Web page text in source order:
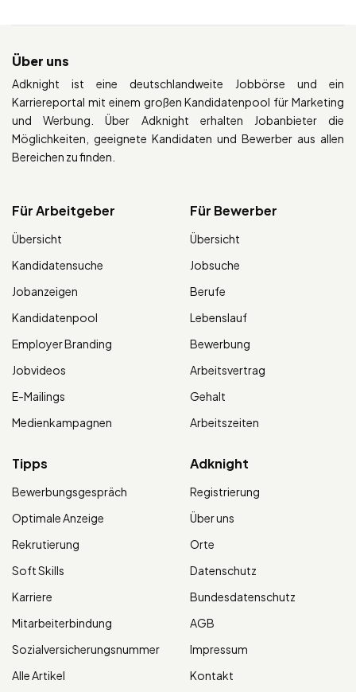
Über uns
Adknight ist eine deutschlandweite Jobbörse und ein
Karriereportal mit einem großen Kandidatenpool für Marketing
und Werbung. Über Adknight erhalten Jobanbieter die
Möglichkeiten, geeignete Kandidaten und Bewerber aus allen
Bereichen zu finden.
Für Arbeitgeber
Übersicht
Kandidatensuche
Jobanzeigen
Kandidatenpool
Employer Branding
Jobvideos
E-Mailings
Medienkampagnen
Für Bewerber
Übersicht
Jobsuche
Berufe
Lebenslauf
Bewerbung
Arbeitsvertrag
Gehalt
Arbeitszeiten
Tipps
Bewerbungsgespräch
Optimale Anzeige
Rekrutierung
Soft Skills
Karriere
Mitarbeiterbindung
Sozialversicherungsnummer
Alle Artikel
Adknight
Registrierung
Über uns
Orte
Datenschutz
Bundesdatenschutz
AGB
Impressum
Kontakt